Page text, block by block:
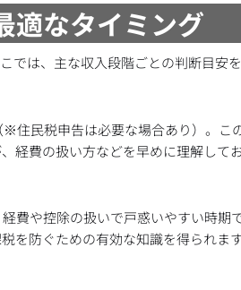
適なタイミング
は、主な収入段階ごとの判断目安を
住民税申告は必要な場合あり）。こ
費の扱い方などを早めに理解して
費や控除の扱いで戸惑いやすい時期
を防ぐための有効な知識を得られます